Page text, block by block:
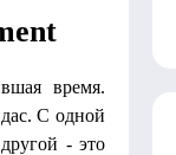
время.
С одной
- это